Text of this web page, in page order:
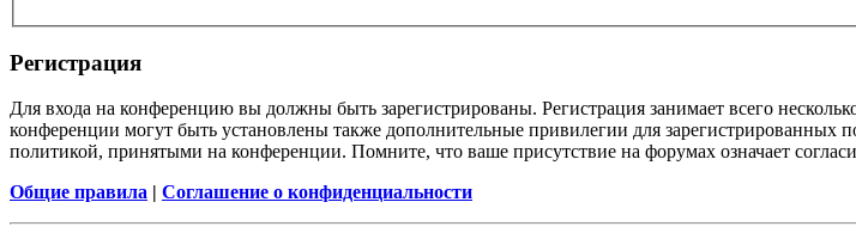
Регистрация
Для входа на конференцию вы должны быть зарегистрированы. Регистрация занимает всего
конференции могут быть установлены также дополнительные привилегии для зарегистрированных
политикой, принятыми на конференции. Помните, что ваше присутствие на форумах означает
Общие правила | Соглашение о конфиденциальности